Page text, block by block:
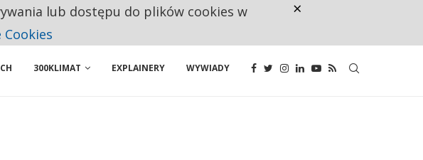
300KLIMAT EXPLAINERY WYWIADY
lub dostępu do plików cookies w
Cookies
×